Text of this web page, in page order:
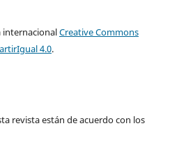
internacionalCreative Commons
4.0.
revista están de acuerdo con los